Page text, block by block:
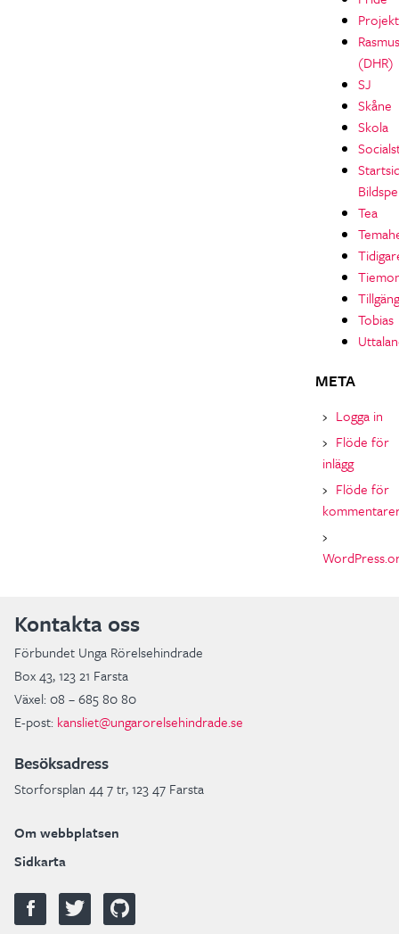
Projekt
Rasmus
(DHR)
SJ
Skåne
Skola
Tea
Tobias
META
Logga in
Flöde för
inlägg
Flöde för
Kontakta oss
Förbundet Unga Rörelsehindrade
Box 43, 123 21 Farsta
Växel: 08 – 685 80 80
E-post: kansliet@ungarorelsehindrade.se
Besöksadress
Storforsplan 44 7 tr, 123 47 Farsta
Om webbplatsen
Sidkarta